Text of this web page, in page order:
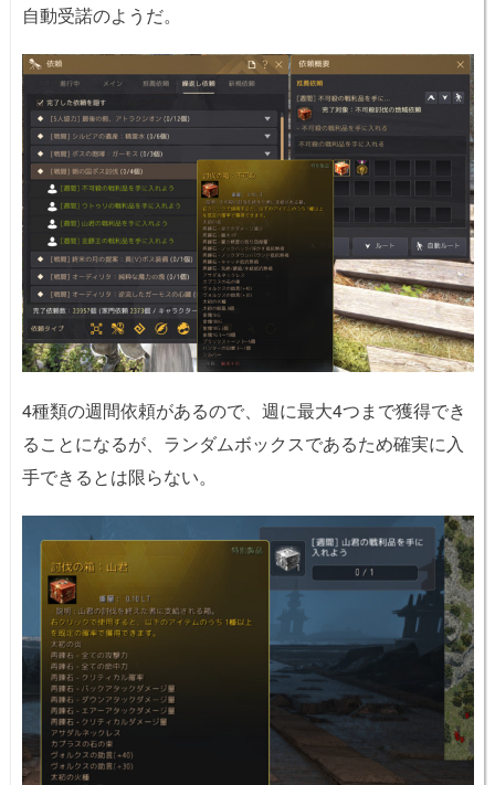
自動受諾のようだ。
4種類の週間依頼があるので、週に最大4つまで獲得でき
ることになるが、ランダムボックスであるため確実に入
手できるとは限らない。